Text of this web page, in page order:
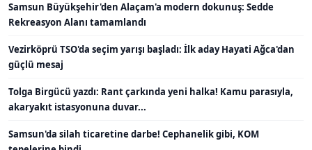
Samsun Büyükşehir'den Alaçam'a modern dokunuş: Sedde
Rekreasyon Alanı tamamlandı
Vezirköprü TSO'da seçim yarışı başladı: İlk aday Hayati Ağca'dan
güçlü mesaj
Tolga Birgücü yazdı: Rant çarkında yeni halka! Kamu parasıyla,
akaryakıt istasyonuna duvar...
Samsun'da silah ticaretine darbe! Cephanelik gibi, KOM